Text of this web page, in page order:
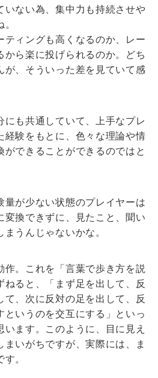
いない為、集中力も持続させや
ティングも高くなるのか、レー
から楽に投げられるのか。どち
が、そういった差を見ていて感
にも共通していて、上手なプレ
経験をもとに、色々な理論や情
ができることができるのではと
量が少ない状態のプレイヤーは
変換できずに、見たこと、聞い
うんじゃないかな。
作。これを「言葉で歩き方を説
ねると、「まず足を出して、反
て、次に反対の足を出して、反
というのを交互にする」といっ
ます。このように、目に見え
まいがちですが、実際には、ま
。